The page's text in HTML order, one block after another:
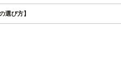
選び方】